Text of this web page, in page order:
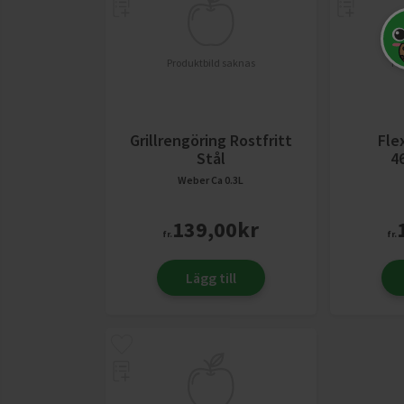
Produktbild saknas
Grillrengöring Rostfritt
Stål
Weber Ca 0.3L
fr. 139,00kr
Lägg till
fr.